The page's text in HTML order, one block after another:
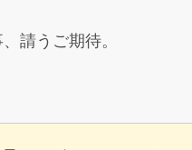
請うご期待。